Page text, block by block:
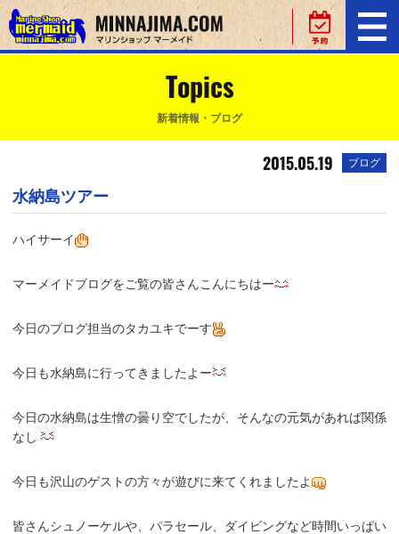
Topics
新着情報・ブログ
2015.05.19 ブログ
水納島ツアー
ハイサーイ
マーメイドブログをご覧の皆さんこんにちはー
今日のブログ担当のタカユキでーす
今日も水納島に行ってきましたよー
今日の水納島は生憎の曇り空でしたが、そんなの元気があれば関係
なし
今日も沢山のゲストの方々が遊びに来てくれましたよ
皆さんシュノーケルや、パラセール、ダイビングなど時間いっぱい